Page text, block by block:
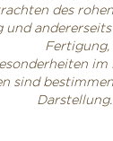
des
und
Fertigung,
sind